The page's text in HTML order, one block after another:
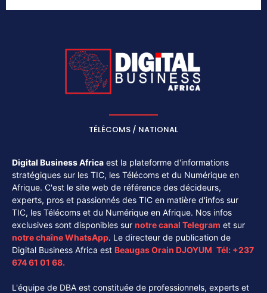
TÉLÉCOMS / NATIONAL
Digital Business Africa est la plateforme d'informations
stratégiques sur les TIC, les Télécoms et du Numérique en
Afrique. C'est le site web de référence des décideurs,
experts, pros et passionnés des TIC en matière d'infos sur
TIC, les Télécoms et du Numérique en Afrique. Nos infos
exclusives sont disponibles sur notre canal Telegram et sur
notre chaîneWhatsApp. Le directeur de publication de
Digital Business Africa est Beaugas Orain DJOYUM. Tél: +237
674 61 01 68.
L'équipe de DBA est constituée de professionnels, experts et